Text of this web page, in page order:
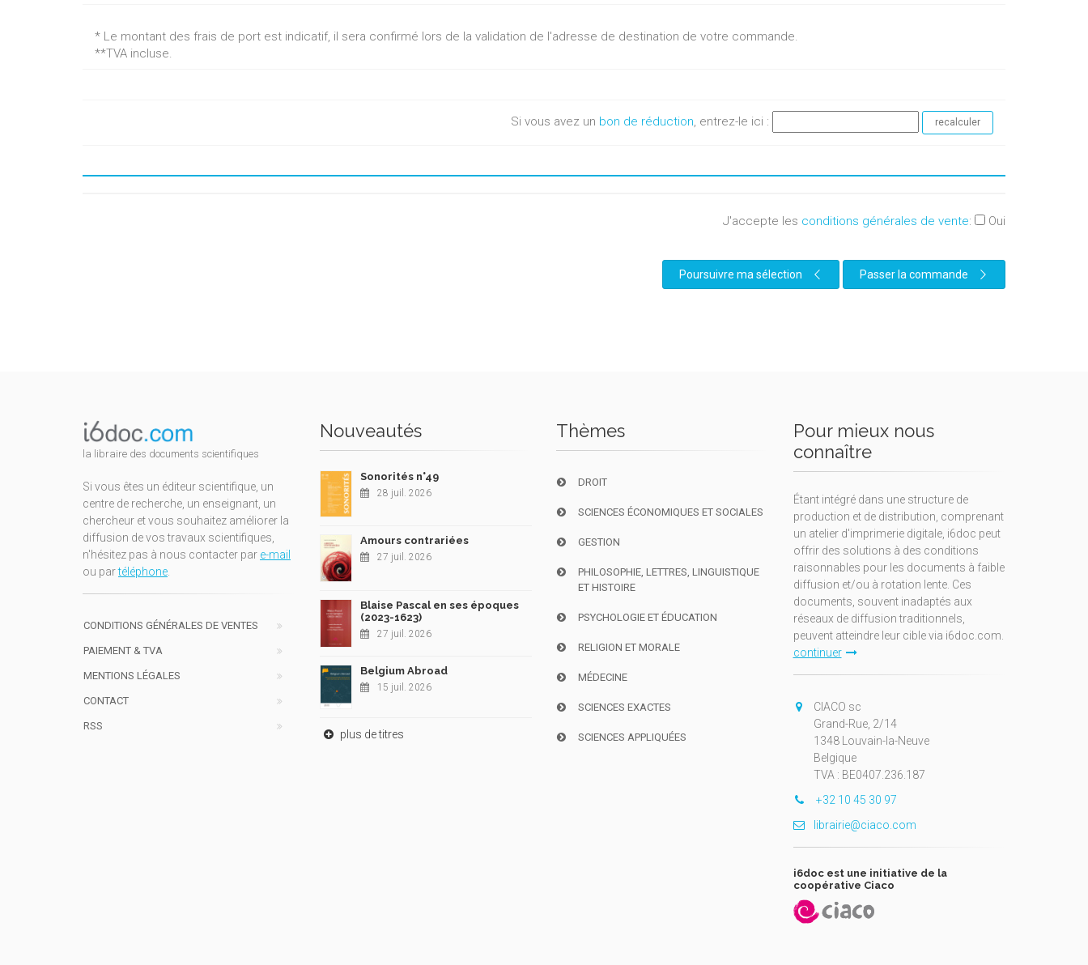
* Le montant des frais de port est indicatif, il sera confirmé lors de la validation de l'adresse de destination de votre commande.
**TVA incluse.
Si vous avez un bon de réduction, entrez-le ici :
J'accepte les conditions générales de vente: Oui
Poursuivre ma sélection Passer la commande
la libraire des documents scientifiques
Si vous êtes un éditeur scientifique, un
centre de recherche, un enseignant, un
chercheur et vous souhaitez améliorer la
diffusion de vos travaux scientifiques,
n'hésitez pas à nous contacter par e-mail
ou partéléphone.
CONDITIONS GÉNÉRALES DE VENTES
PAIEMENT & TVA
MENTIONS LÉGALES
CONTACT
RSS
Nouveautés
Sonorités n°49
28 juil. 2026
Amours contrariées
27 juil. 2026
Blaise Pascal en ses époques
(2023-1623)
27 juil. 2026
Belgium Abroad
15 juil. 2026
plus de titres
Thèmes
DROIT
SCIENCES ÉCONOMIQUES ET SOCIALES
GESTION
PHILOSOPHIE, LETTRES, LINGUISTIQUE
ET HISTOIRE
PSYCHOLOGIE ET ÉDUCATION
RELIGION ET MORALE
MÉDECINE
SCIENCES EXACTES
SCIENCES APPLIQUÉES
Pour mieux nous
connaître
Étant intégré dans une structure de
production et de distribution, comprenant
un atelier d'imprimerie digitale, i6doc peut
offrir des solutions à des conditions
raisonnables pour les documents à faible
diffusion et/ou à rotation lente. Ces
documents, souvent inadaptés aux
réseaux de diffusion traditionnels,
peuvent atteindre leur cible via i6doc.com.
continuer
CIACO sc
Grand-Rue, 2/14
1348 Louvain-la-Neuve
Belgique
TVA : BE0407.236.187
+32 10 45 30 97
librairie@ciaco.com
i6doc est une initiative de la
coopérative Ciaco